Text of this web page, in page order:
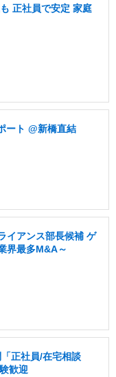
正社員で安定 家庭
ート @新橋直結
イアンス部長候補 ゲ
界最多M&A～
正社員/在宅相談
歓迎